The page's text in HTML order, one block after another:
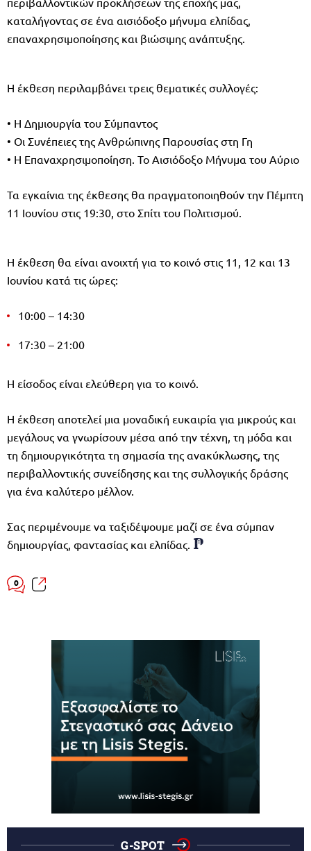
καταλήγοντας σε ένα αισιόδοξο μήνυμα ελπίδας,
επαναχρησιμοποίησης και βιώσιμης ανάπτυξης.
Η έκθεση περιλαμβάνει τρεις θεματικές συλλογές:
• Η Δημιουργία του Σύμπαντος
• Οι Συνέπειες της Ανθρώπινης Παρουσίας στη Γη
• Η Επαναχρησιμοποίηση. Το Αισιόδοξο Μήνυμα του Αύριο
Τα εγκαίνια της έκθεσης θα πραγματοποιηθούν την Πέμπτη
11 Ιουνίου στις 19:30, στο Σπίτι του Πολιτισμού.
Η έκθεση θα είναι ανοιχτή για το κοινό στις 11, 12 και 13
Ιουνίου κατά τις ώρες:
10:00 – 14:30
17:30 – 21:00
Η είσοδος είναι ελεύθερη για το κοινό.
Η έκθεση αποτελεί μια μοναδική ευκαιρία για μικρούς και
μεγάλους να γνωρίσουν μέσα από την τέχνη, τη μόδα και
τη δημιουργικότητα τη σημασία της ανακύκλωσης, της
περιβαλλοντικής συνείδησης και της συλλογικής δράσης
για ένα καλύτερο μέλλον.
Σας περιμένουμε να ταξιδέψουμε μαζί σε ένα σύμπαν
δημιουργίας, φαντασίας και ελπίδας.
0
G-SPOT